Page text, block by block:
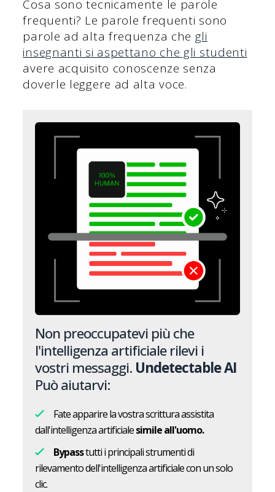
Cosa sono tecnicamente le parole
frequenti? Le parole frequenti sono
parole ad alta frequenza che gli
insegnanti si aspettano che gli studenti
avere acquisito conoscenze senza
doverle leggere ad alta voce.
Non preoccupatevi più che
l'intelligenza artificiale rilevi i
vostri messaggi. Undetectable AI
Può aiutarvi:
Fate apparire la vostra scrittura assistita
dall'intelligenza artificialesimile all'uomo.
Bypasstutti i principali strumenti di
rilevamento dell'intelligenza artificiale con un solo
clic.